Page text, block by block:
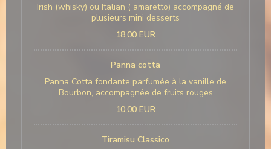
Irish (whisky) ou Italian ( amaretto) accompagné de
plusieurs mini desserts
18,00 EUR
Panna cotta
Panna Cotta fondante parfumée à la vanille de
Bourbon, accompagnée de fruits rouges
10,00 EUR
Tiramisu Classico